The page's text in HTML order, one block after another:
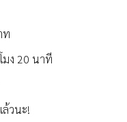
ท
มง 20 นาที
ล้วนะ!